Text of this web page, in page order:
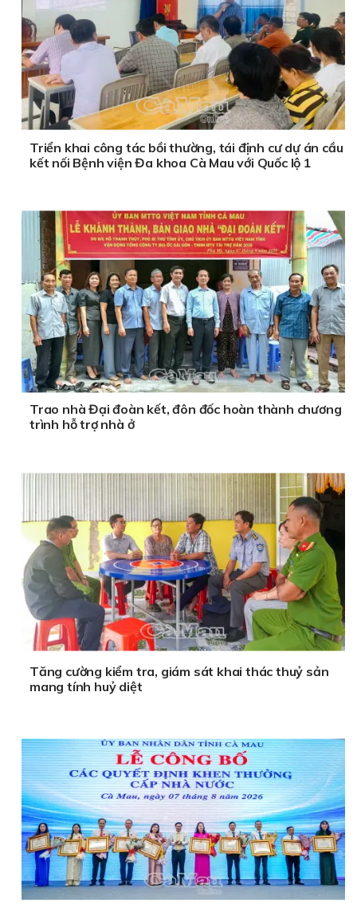
Triển khai công tác bồi thường, tái định cư dự án cầu
kết nối Bệnh viện Đa khoa Cà Mau với Quốc lộ 1
Trao nhà Đại đoàn kết, đôn đốc hoàn thành chương
trình hỗ trợ nhà ở
Tăng cường kiểm tra, giám sát khai thác thuỷ sản
mang tính huỷ diệt